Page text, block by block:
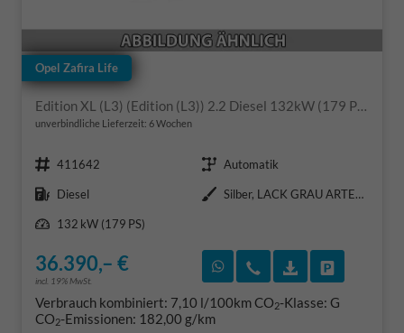
Opel Zafira Life
Edition XL (L3) (Edition (L3)) 2.2 Diesel 132kW (179 PS) 8-Gang-Automatikgetriebe
unverbindliche Lieferzeit: 6 Wochen
Fahrzeugnr. 411642 Getriebe Automatik
Kraftstoff Diesel Außenfarbe
Silber, LACK GRAU ARTENSE/TYP AUSSENVERKLEIDUNG METALLIC-LACKIERUNG (B0NF4/B0MM0/KCA)
Leistung
132 kW (179 PS)
36.390,– €
incl. 19% MwSt.
Rückruf vereinbaren
Wir rufen Sie an
Verbrauch kombiniert: 7,10 l/100kmCO2-Klasse: G
CO2-Emissionen: 182,00 g/km